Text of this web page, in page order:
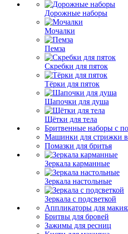
Дорожные наборы
Мочалки
Пемза
Скребки для пяток
Тёрки для пяток
Шапочки для душа
Щётки для тела
Бритвенные наборы с
Машинки для стрижки
Помазки для бритья
Зеркала карманные
Зеркала настольные
Зеркала с подсветкой
Аппликаторы для
Бритвы для бровей
Зажимы для ресниц